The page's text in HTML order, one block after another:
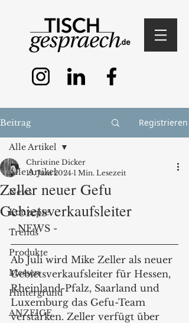
Beitrag Registrieren
Alle Artikel
News
Konzepte
Trends
Produkte
Messen
Hintergrund
ANZEIGE
Alle Artikel
Zeller neuer Gefu
Gebietsverkaufsleiter
Christine Dicker
19. Juni 2024 1 Min. Lesezeit
- NEWS -
Ab Juli wird Mike Zeller als neuer
Gebietsverkaufsleiter für Hessen,
Rheinland-Pfalz, Saarland und
Luxemburg das Gefu-Team
verstärken. Zeller verfügt über